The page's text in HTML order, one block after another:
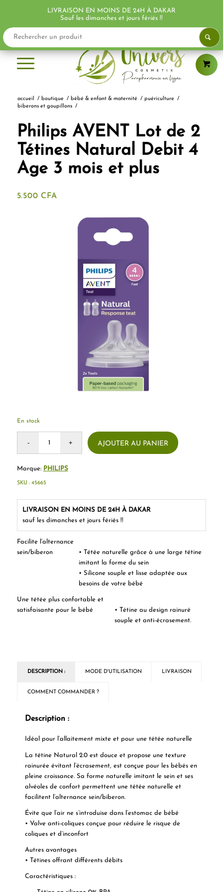
accueil / boutique / bébé & enfant & maternité / puériculture
/
biberons et goupillons /
Philips AVENT Lot de 2
Tétines Natural Debit 4
Age 3 mois et plus
5.500 CFA
Facilite l’alternance
sein/biberon
• Tétée naturelle grâce à une large tétine
imitant la forme du sein
• Silicone souple et lisse adaptée aux
besoins de votre bébé
Une tétée plus confortable et
satisfaisante pour le bébé
• Tétine au design rainuré
souple et anti-écrasement.
En stock
AJOUTER AU PANIER
Marque: PHILIPS
LIVRAISON EN MOINS DE 24H À DAKAR
sauf les dimanches et jours fériés !!
SKU : 45665
DESCRIPTION : MODE D'UTILISATION LIVRAISON
COMMENT COMMANDER ?
Description :
Idéal pour l’allaitement mixte et pour une tétée naturelle
La tétine Natural 2.0 est douce et propose une texture
rainurée évitant l’écrasement, est conçue pour les bébés en
pleine croissance. Sa forme naturelle imitant le sein et ses
alvéoles de confort permettent une tétée naturelle et
facilitent l’alternance sein/biberon.
Évite que l’air ne s’introduise dans l’estomac de bébé
• Valve anti-coliques conçue pour réduire le risque de
coliques et d’inconfort
Autres avantages
• Tétines offrant différents débits
Caractéristiques :
LIVRAISON EN MOINS DE 24H À DAKAR
Sauf les dimanches et jours fériés !!